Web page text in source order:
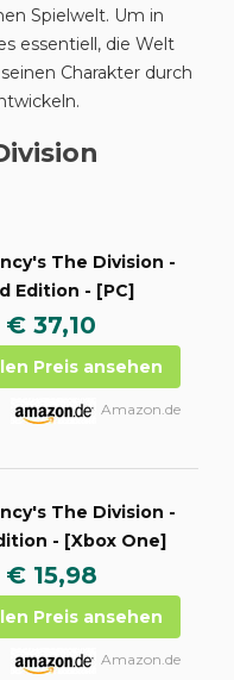
Spielwelt. Um in
essentiell, die Welt
Charakter durch
The Division -
Edition - [PC]
€ 37,10
Preis ansehen
Amazon.de
The Division -
- [Xbox One]
€ 15,98
Preis ansehen
Amazon.de